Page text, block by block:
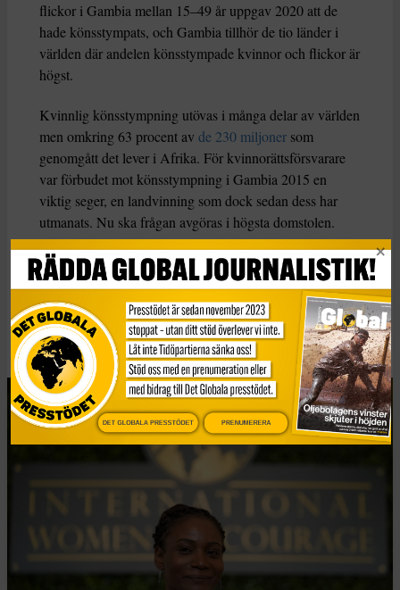
flickor i Gambia mellan 15–49 år uppgav 2020 att de
hade könsstympats, och Gambia tillhör de tio länder i
världen där andelen könsstympade kvinnor och flickor är
högst.
Kvinnlig könsstympning utövas i många delar av världen
men omkring 63 procent av de 230 miljoner som
genomgått det lever i Afrika. För kvinnorättsförsvarare
var förbudet mot könsstympning i Gambia 2015 en
viktig seger, en landvinning som dock sedan dess har
utmanats. Nu ska frågan avgöras i högsta domstolen.
– Kvinnlig könsstympning är en allvarlig manifestation
av våld mot kvinnor som skadar deras fysiska och
psykologiska hälsa, säger en av landets främsta
motståndare mot kvinnlig könsstympning,Fatou Baldeh,
till The Guardian.
DET GLOBALA PRESSTÖDET PRENUMERERA